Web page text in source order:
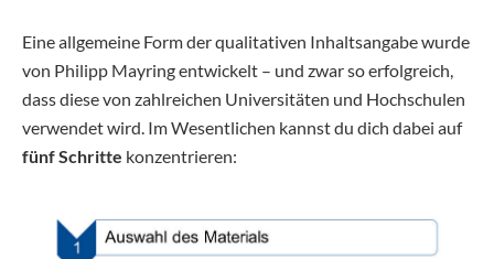
Eine allgemeine Form der qualitativen Inhaltsangabe wurde
von Philipp Mayring entwickelt – und zwar so erfolgreich,
dass diese von zahlreichen Universitäten und Hochschulen
verwendet wird. Im Wesentlichen kannst du dich dabei auf
fünf Schritte konzentrieren: